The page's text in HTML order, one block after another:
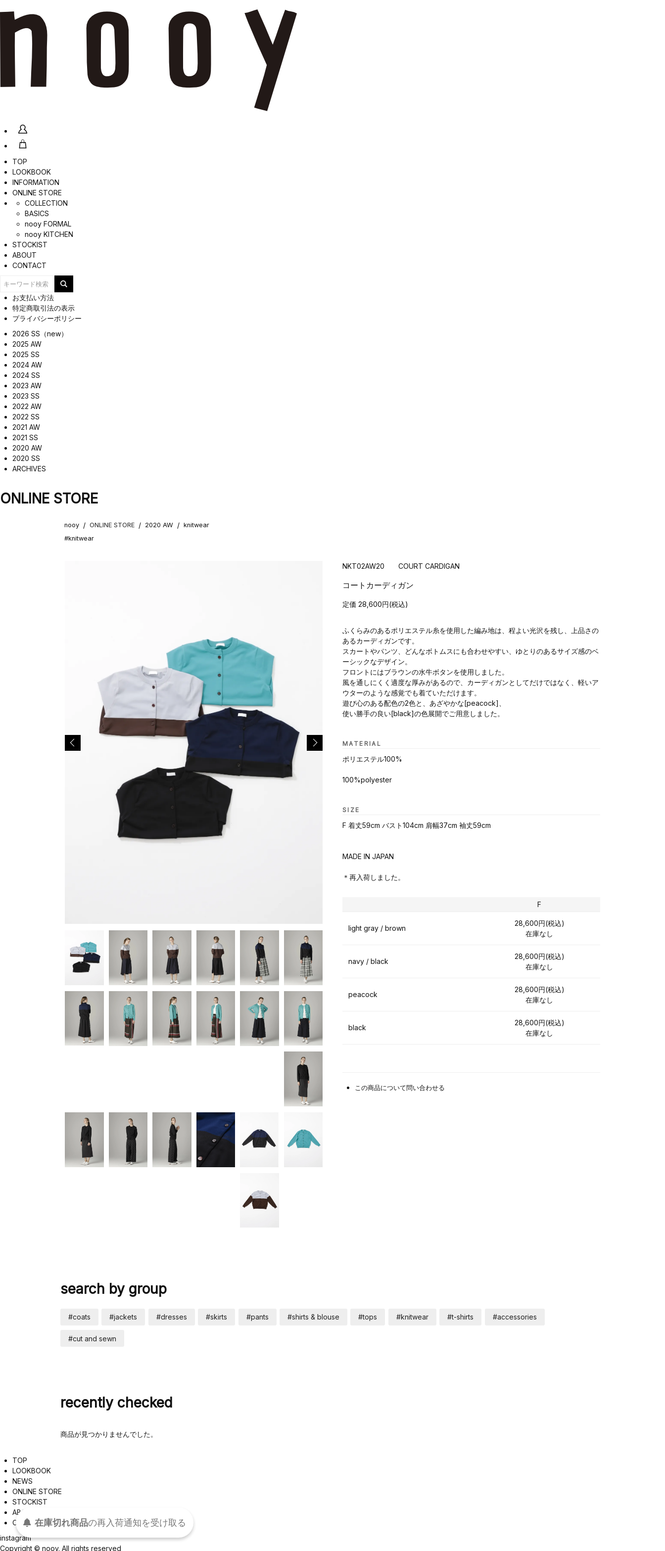
TOP
LOOKBOOK
INFORMATION
ONLINE STORE
COLLECTION
BASICS
nooy FORMAL
nooy KITCHEN
STOCKIST
ABOUT
CONTACT
お支払い方法
特定商取引法の表示
プライバシーポリシー
2026 SS（new）
2025 AW
2025 SS
2024 AW
2024 SS
2023 AW
2023 SS
2022 AW
2022 SS
2021 AW
2021 SS
2020 AW
2020 SS
ARCHIVES
ONLINE STORE
nooy / ONLINE STORE / 2020 AW / knitwear
#knitwear
NKT02AW20 COURT CARDIGAN
コートカーディガン
定価 28,600円(税込)
ふくらみのあるポリエステル糸を使用した編み地は、程よい光沢を残し、上品さの
あるカーディガンです。
スカートやパンツ、どんなボトムスにも合わせやすい、ゆとりのあるサイズ感のベ
ーシックなデザイン。
フロントにはブラウンの水牛ボタンを使用しました。
風を通しにくく適度な厚みがあるので、カーディガンとしてだけではなく、軽いア
ウターのような感覚でも着ていただけます。
遊び心のある配色の2色と、あざやかな[peacock]、
使い勝手の良い[black]の色展開でご用意しました。
MATERIAL
ポリエステル100%
100%polyester
SIZE
F 着丈59cm バスト104cm 肩幅37cm 袖丈59cm
MADE IN JAPAN
＊再入荷しました。
F
light gray / brown
28,600円(税込)
在庫なし
navy / black
28,600円(税込)
在庫なし
peacock
28,600円(税込)
在庫なし
black
28,600円(税込)
在庫なし
この商品について問い合わせる
search by group
#coats #jackets #dresses #skirts #pants #shirts & blouse #tops #knitwear #t-shirts #accessories
#cut and sewn
recently checked
商品が見つかりませんでした。
TOP
LOOKBOOK
NEWS
ONLINE STORE
STOCKIST
ABOUT
CONTACT
instagram
Copyright © nooy. All rights reserved
在庫切れ商品の再入荷通知を受け取る